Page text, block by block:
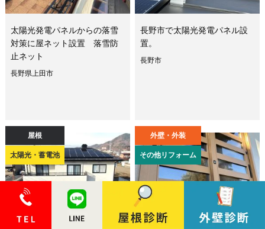
太陽光発電パネルからの落雪
対策に屋ネット設置 落雪防
止ネット
長野県上田市
長野市で太陽光発電パネル設
置。
長野市
屋根
太陽光・蓄電池
太陽光発電システム設置 自
外壁・外装
その他リフォーム
玄関や廊下、寒くてなんとか